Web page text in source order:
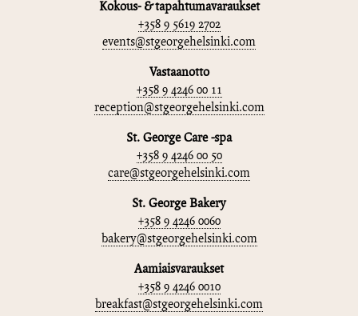
Kokous- & tapahtumavaraukset
+358 9 5619 2702
events@stgeorgehelsinki.com
Vastaanotto
+358 9 4246 00 11
reception@stgeorgehelsinki.com
St. George Care -spa
+358 9 4246 00 50
care@stgeorgehelsinki.com
St. George Bakery
+358 9 4246 0060
bakery@stgeorgehelsinki.com
Aamiaisvaraukset
+358 9 4246 0010
breakfast@stgeorgehelsinki.com